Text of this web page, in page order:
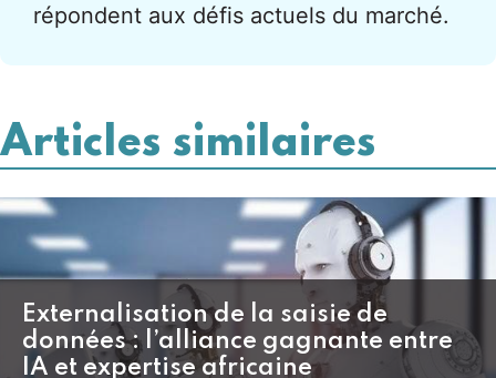
répondent aux défis actuels du marché.
Articles similaires
Externalisation de la saisie de
données : l’alliance gagnante entre
IA et expertise africaine